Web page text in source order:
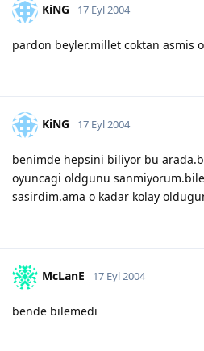
KiNG 17 Eyl 2004
pardon beyler.millet coktan asmis
KiNG 17 Eyl 2004
benimde hepsini biliyor bu
oyuncagi oldgunu
sasirdim.ama o kadar kolay
McLanE 17 Eyl 2004
bende bilemedi